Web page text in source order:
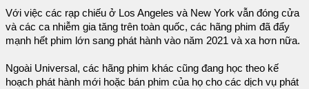
Với việc các rạp chiếu ở Los Angeles và New York vẫn đóng cửa
và các ca nhiễm gia tăng trên toàn quốc, các hãng phim đã đẩy
mạnh hết phim lớn sang phát hành vào năm 2021 và xa hơn nữa.
Ngoài Universal, các hãng phim khác cũng đang học theo kế
hoạch phát hành mới hoặc bán phim của họ cho các dịch vụ phát